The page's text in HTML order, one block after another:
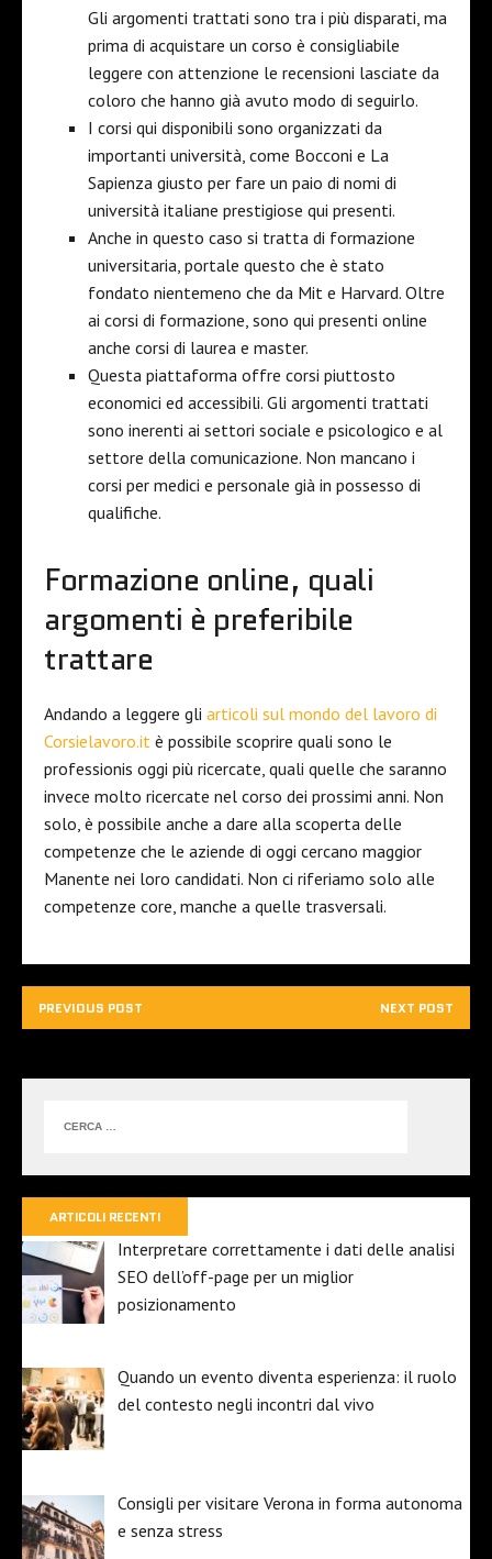
Gli argomenti trattati sono tra i più disparati, ma
prima di acquistare un corso è consigliabile
leggere con attenzione le recensioni lasciate da
coloro che hanno già avuto modo di seguirlo.
I corsi qui disponibili sono organizzati da
importanti università, come Bocconi e La
Sapienza giusto per fare un paio di nomi di
università italiane prestigiose qui presenti.
Anche in questo caso si tratta di formazione
universitaria, portale questo che è stato
fondato nientemeno che da Mit e Harvard. Oltre
ai corsi di formazione, sono qui presenti online
anche corsi di laurea e master.
Questa piattaforma offre corsi piuttosto
economici ed accessibili. Gli argomenti trattati
sono inerenti ai settori sociale e psicologico e al
settore della comunicazione. Non mancano i
corsi per medici e personale già in possesso di
qualifiche.
Formazione online, quali
argomenti è preferibile
trattare
Andando a leggere gli articoli sul mondo del lavoro di
Corsielavoro.it è possibile scoprire quali sono le
professionis oggi più ricercate, quali quelle che saranno
invece molto ricercate nel corso dei prossimi anni. Non
solo, è possibile anche a dare alla scoperta delle
competenze che le aziende di oggi cercano maggior
Manente nei loro candidati. Non ci riferiamo solo alle
competenze core, manche a quelle trasversali.
PREVIOUS POST NEXT POST
ARTICOLI RECENTI
Interpretare correttamente i dati delle analisi
SEO dell’off-page per un miglior
posizionamento
Quando un evento diventa esperienza: il ruolo
del contesto negli incontri dal vivo
Consigli per visitare Verona in forma autonoma
e senza stress